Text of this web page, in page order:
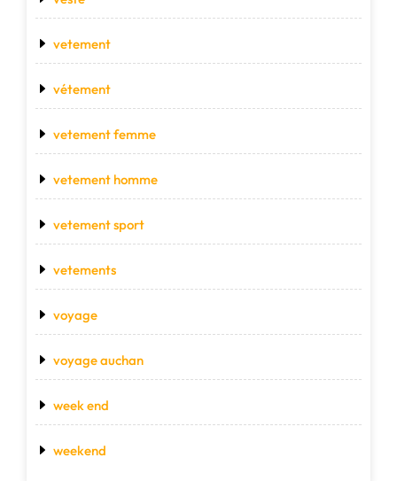
vetement
vétement
vetement femme
vetement homme
vetement sport
vetements
voyage
voyage auchan
week end
weekend